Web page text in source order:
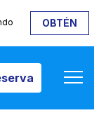
OBTÉN
Reserva